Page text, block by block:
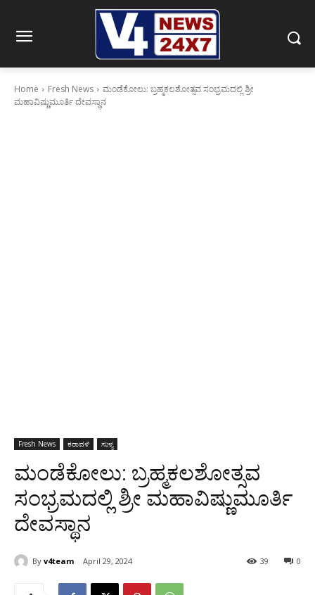
Home Fresh News
ಮಂಡೆಕೋಲು: ಬ್ರಹ್ಮಕಲಶೋತ್ಸವ ಸಂಭ್ರಮದಲ್ಲಿ ಶ್ರೀ
ಮಹಾವಿಷ್ಣುಮೂರ್ತಿ ದೇವಸ್ಥಾನ
Fresh News ಕರಾವಳಿ ಸುಳ್ಯ
ಮಂಡೆಕೋಲು: ಬ್ರಹ್ಮಕಲಶೋತ್ಸವ
ಸಂಭ್ರಮದಲ್ಲಿ ಶ್ರೀ ಮಹಾವಿಷ್ಣುಮೂರ್ತಿ
ದೇವಸ್ಥಾನ
By v4team April 29, 2024 0
39